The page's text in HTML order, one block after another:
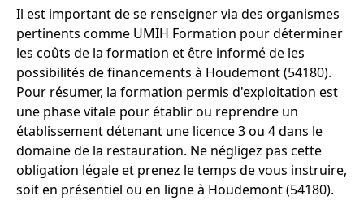
Il est important de se renseigner via des organismes
pertinents comme UMIH Formation pour déterminer
les coûts de la formation et être informé de les
possibilités de financements à Houdemont (54180).
Pour résumer, la formation permis d'exploitation est
une phase vitale pour établir ou reprendre un
établissement détenant une licence 3 ou 4 dans le
domaine de la restauration. Ne négligez pas cette
obligation légale et prenez le temps de vous instruire,
soit en présentiel ou en ligne à Houdemont (54180).